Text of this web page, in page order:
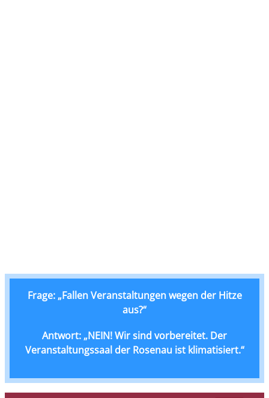
Frage: „Fallen Veranstaltungen wegen der Hitze
aus?“
Antwort: „NEIN! Wir sind vorbereitet. Der
Veranstaltungssaal der Rosenau ist klimatisiert.“